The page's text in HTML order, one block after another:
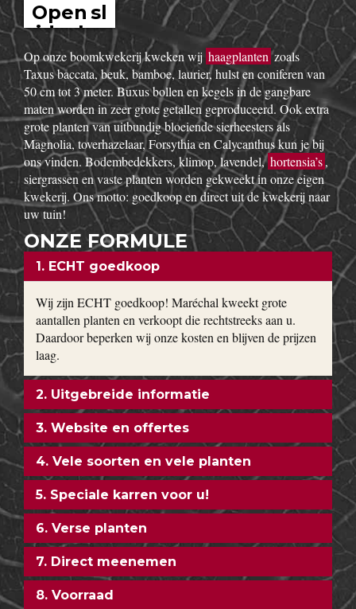
Open sl
idesho
w
Op onze boomkwekerij kweken wij haagplantenzoals
Taxus baccata, beuk, bamboe, laurier, hulst en coniferen van
50 cm tot 3 meter. Buxus bollen en kegels in de gangbare
maten worden in zeer grote getallen geproduceerd. Ook extra
grote planten van uitbundig bloeiende sierheesters als
Magnolia, toverhazelaar, Forsythia en Calycanthus kun je bij
ons vinden. Bodembedekkers, klimop, lavendel,hortensia’s,
siergrassen en vaste planten worden gekweekt in onze eigen
kwekerij. Ons motto: goedkoop en direct uit de kwekerij naar
uw tuin!
ONZE FORMULE
1. ECHT goedkoop
Wij zijn ECHT goedkoop! Maréchal kweekt grote
aantallen planten en verkoopt die rechtstreeks aan u.
Daardoor beperken wij onze kosten en blijven de prijzen
laag.
2. Uitgebreide informatie
3. Website en offertes
4. Vele soorten en vele planten
5. Speciale karren voor u!
6. Verse planten
7. Direct meenemen
8. Voorraad